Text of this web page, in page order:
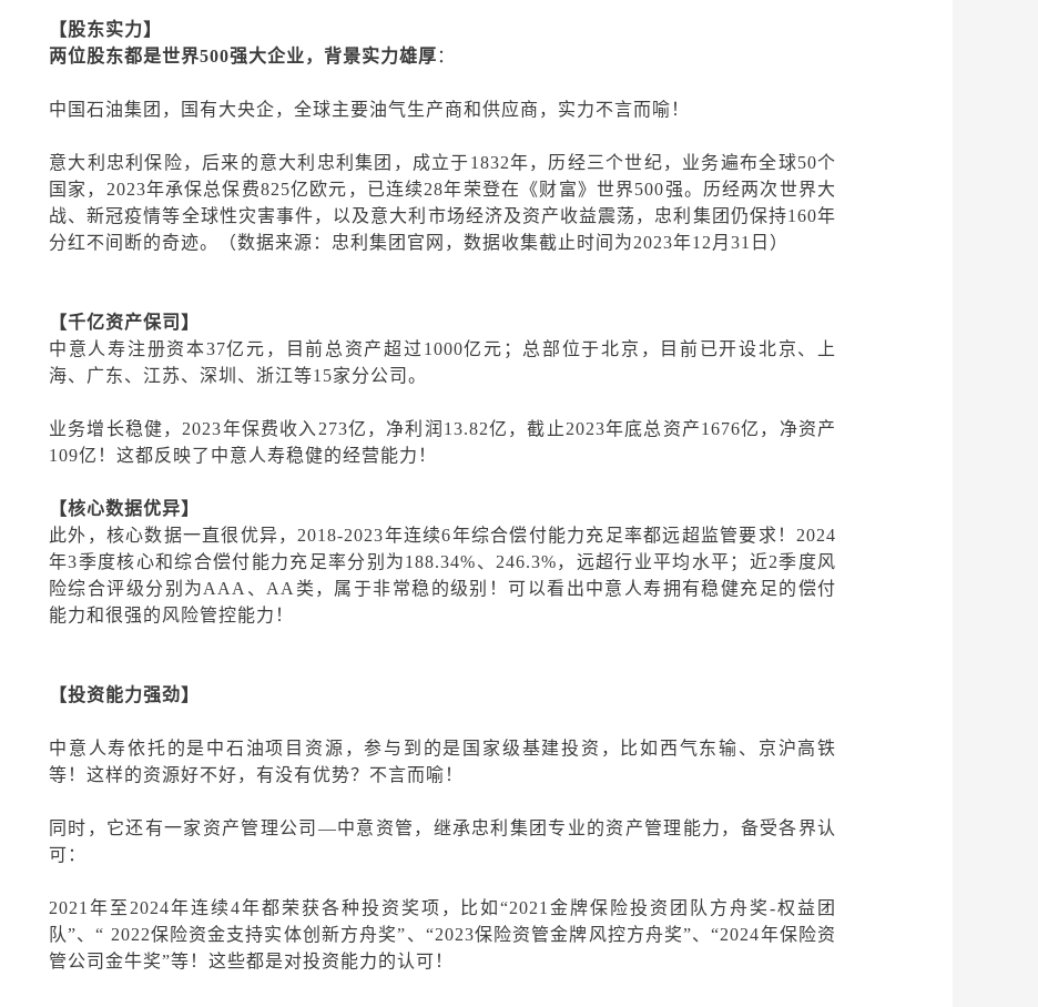
【股东实力】
两位股东都是世界500强大企业，背景实力雄厚 ：
中国石油集团，国有大央企， 全球主要油气生产商和供应商，实力不言而喻！
意大利忠利保险， 后来的意大利忠利集团，成立于1832年，历经三个世纪，业务遍布全球50个
国家，2023年承保总保费825亿欧元，已连续28年荣登在《财富》世界500强。历经两次世界大
战、新冠疫情等全球性灾害事件，以及意大利市场经济及资产收益震荡，忠利集团仍保持160年
分红不间断的奇迹。（数据来源：忠利集团官网，数据收集截止时间为2023年12月31日）
【千亿资产保司】
中意人寿注册资本37亿元，目前总资产超过1000亿元；总部位于北京，目前已开设北京、上
海、广东、江苏、深圳、浙江等15家分公司。
业务增长稳健， 2023年保费收入273亿，净利润13.82亿，截止2023年底总资产1676亿，净资产
109亿！这都反映了中意人寿稳健的经营能力！
【核心数据优异】
此外，核心数据一直很优异， 2018-2023年连续6年综合偿付能力充足率都远超监管要求！2024
年3季度核心和综合偿付能力充足率分别为188.34%、246.3%，远超行业平均水平；近2季度风
险综合评级分别为AAA、AA类，属于非常稳的级别！可以看出中意人寿拥有稳健充足的偿付
能力和很强的风险管控能力！
【投资能力强劲】
中意人寿依托的是 中石油项目资源 ，参与 到的是 国家级基建投资 ，比如西气东输、京沪高铁
等！这样的资源好不好，有没有优势？不言而喻！
同时，它还有一家 资产管理公司 —中意资管， 继承忠利集团专业的资产管理能力，备受各界认
可：
2021年至2024年连续4年都荣获各种投资奖项，比如“2021金牌保险投资团队方舟奖-权益团
队”、“ 2022保险资金支持实体创新方舟奖”、“2023保险资管金牌风控方舟奖”、“2024年保险资
管公司金牛奖”等！这些都是对投资能力的认可！